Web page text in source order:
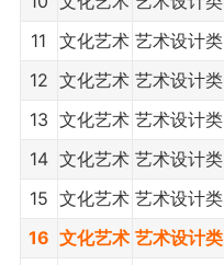
11
文化艺术 艺术设计类
12 文化艺术 艺术设计类
13 文化艺术 艺术设计类
14 文化艺术 艺术设计类
15 文化艺术 艺术设计类
16 文化艺术 艺术设计类